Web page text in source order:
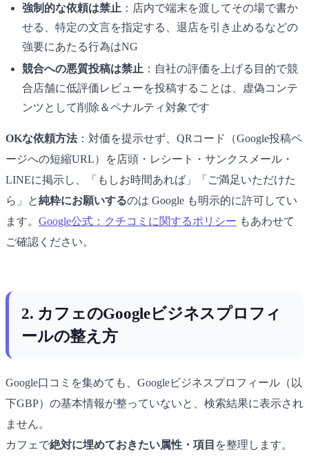
強制的な依頼は禁止 ：店内で端末を渡してその場で書か
せる、特定の文言を指定する、退店を引き止めるなどの
強要にあたる行為はNG
競合への悪質投稿は禁止 ：自社の評価を上げる目的で競
合店舗に低評価レビューを投稿することは、虚偽コンテ
ンツとして削除＆ペナルティ対象です
OKな依頼方法：対価を提示せず、QRコード（Google投稿ペ
ージへの短縮URL）を店頭・レシート・サンクスメール・
LINEに掲示し、「もしお時間あれば」「ご満足いただけた
ら」と純粋にお願いするのは Google も明示的に許可してい
ます。 Google公式：クチコミに関するポリシー もあわせて
ご確認ください。
2. カフェのGoogleビジネスプロフィ
ールの整え方
Google口コミを集めても、Googleビジネスプロフィール（以
下GBP）の基本情報が整っていないと、検索結果に表示され
ません。
カフェで絶対に埋めておきたい属性・項目 を整理します。